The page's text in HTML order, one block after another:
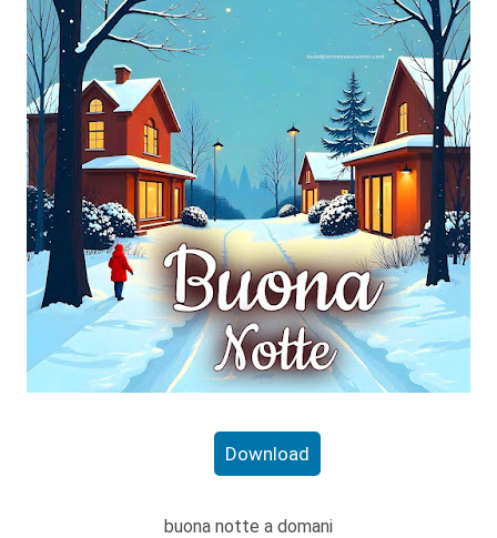
Download
buona notte a domani